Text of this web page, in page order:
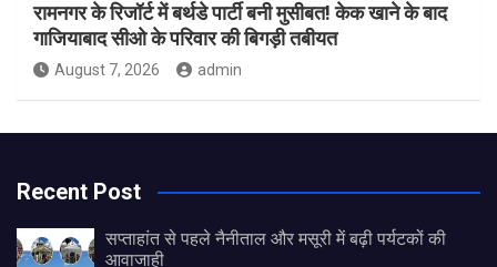
रामनगर के रिजॉर्ट में बर्थडे पार्टी बनी मुसीबत! केक खाने के बाद
गाजियाबाद सीओ के परिवार की बिगड़ी तबीयत
August 7, 2026 admin
Recent Post
सप्ताहांत से पहले नैनीताल और मसूरी में बढ़ी पर्यटकों की
आवाजाही